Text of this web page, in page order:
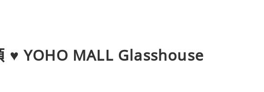
♥ YOHO MALL Glasshouse